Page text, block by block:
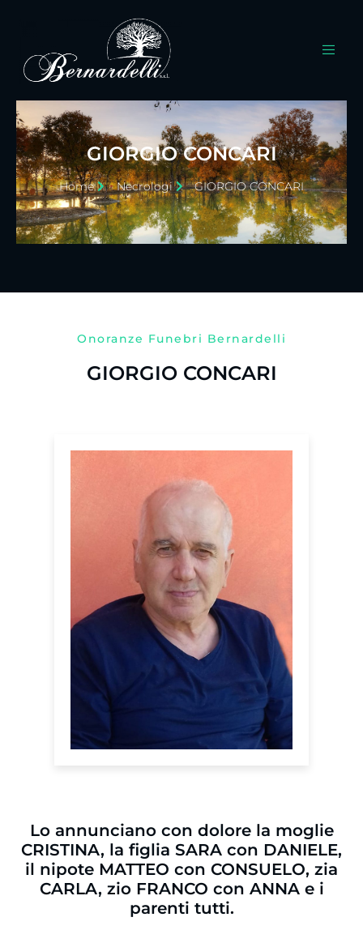
GIORGIO CONCARI
Home Necrologi GIORGIO CONCARI
Onoranze Funebri Bernardelli
GIORGIO CONCARI
Lo annunciano con dolore la moglie
CRISTINA, la figlia SARA con DANIELE,
il nipote MATTEO con CONSUELO, zia
CARLA, zio FRANCO con ANNA e i
parenti tutti.